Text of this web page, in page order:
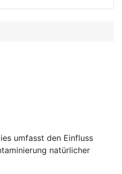
umfasst den Einfluss
natürlicher